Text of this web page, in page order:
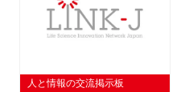
人と情報の交流掲示板